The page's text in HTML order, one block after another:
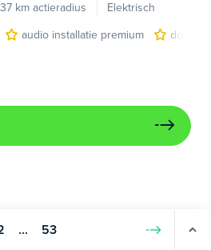
km actieradius
Elektrisch
audio installatie premium
... 53 Volgende